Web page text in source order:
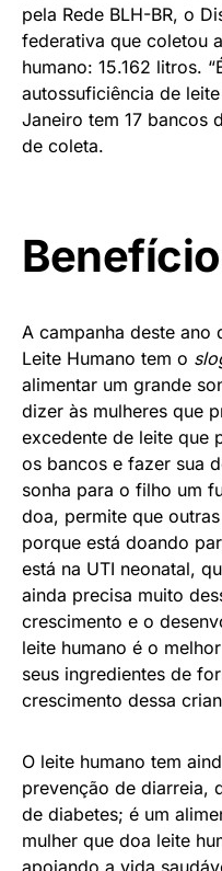
pela Rede BLH-BR, o
federativa que coletou
humano: 15.162 litros.
autossuficiência de
Janeiro tem 17 bancos
de coleta.
A campanha deste ano
Leite Humano tem o
alimentar um grande
dizer às mulheres que
excedente de leite que
os bancos e fazer sua
sonha para o filho um
doa, permite que
porque está doando
está na UTI neonatal,
ainda precisa muito
crescimento e o
leite humano é o
seus ingredientes de
crescimento dessa
O leite humano tem
prevenção de diarreia,
de diabetes; é um
mulher que doa leite
apoiando a vida